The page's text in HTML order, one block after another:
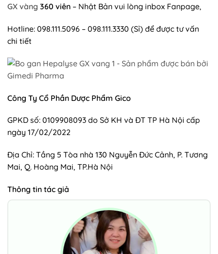
GX vàng 360 viên – Nhật Bản vui lòng inbox Fanpage,
Hotline: 098.111.5096 – 098.111.3330 (Sỉ) để được tư vấn
chi tiết
Công Ty Cổ Phần Dược Phẩm Gico
GPKD số: 0109908093 do Sở KH và ĐT TP Hà Nội cấp
ngày 17/02/2022
Địa Chỉ: Tầng 5 Tòa nhà 130 Nguyễn Đức Cảnh, P. Tương
Mai, Q. Hoàng Mai, TP.Hà Nội
Thông tin tác giả